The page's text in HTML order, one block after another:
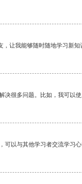
让我能够随时随地学习新知
决很多问题。比如，我可以
可以与其他学习者交流学习心